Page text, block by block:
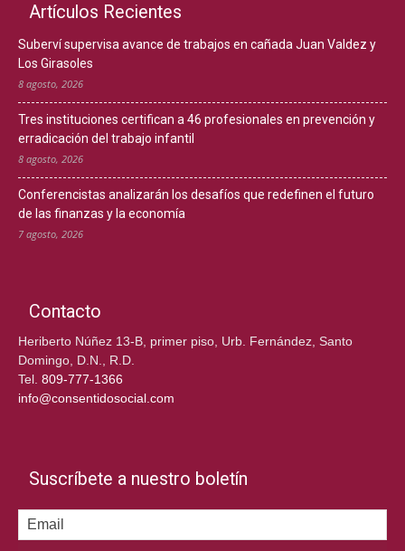
Artículos Recientes
Suberví supervisa avance de trabajos en cañada Juan Valdez y
Los Girasoles
8 agosto, 2026
Tres instituciones certifican a 46 profesionales en prevención y
erradicación del trabajo infantil
8 agosto, 2026
Conferencistas analizarán los desafíos que redefinen el futuro
de las finanzas y la economía
7 agosto, 2026
Contacto
Heriberto Núñez 13-B, primer piso, Urb. Fernández, Santo
Domingo, D.N., R.D.
Tel. 809-777-1366
info@consentidosocial.com
Suscríbete a nuestro boletín